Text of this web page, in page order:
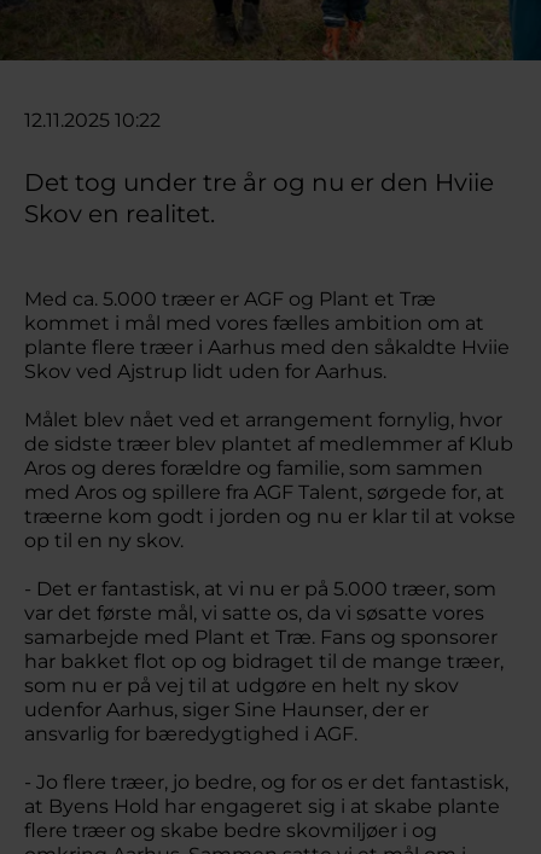
12.11.2025 10:22
Det tog under tre år og nu er den Hviie
Skov en realitet.
Med ca. 5.000 træer er AGF og Plant et Træ
kommet i mål med vores fælles ambition om at
plante flere træer i Aarhus med den såkaldte Hviie
Skov ved Ajstrup lidt uden for Aarhus.
Målet blev nået ved et arrangement fornylig, hvor
de sidste træer blev plantet af medlemmer af Klub
Aros og deres forældre og familie, som sammen
med Aros og spillere fra AGF Talent, sørgede for, at
træerne kom godt i jorden og nu er klar til at vokse
op til en ny skov.
- Det er fantastisk, at vi nu er på 5.000 træer, som
var det første mål, vi satte os, da vi søsatte vores
samarbejde med Plant et Træ. Fans og sponsorer
har bakket flot op og bidraget til de mange træer,
som nu er på vej til at udgøre en helt ny skov
udenfor Aarhus, siger Sine Haunser, der er
ansvarlig for bæredygtighed i AGF.
- Jo flere træer, jo bedre, og for os er det fantastisk,
at Byens Hold har engageret sig i at skabe plante
flere træer og skabe bedre skovmiljøer i og